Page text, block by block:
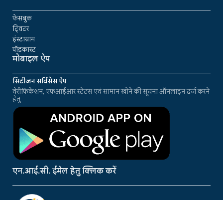
फेसबुक
ट्विटर
इंस्टाग्राम
पॉडकास्ट
मोबाइल ऐप
सिटीजन सर्विसेस ऐप
वेरीफिकेशन, एफआईआर स्टेटस एवं सामान खोने की सूचना ऑनलाइन दर्ज करने
हेतु
एन.आई.सी. ईमेल हेतु क्लिक करें